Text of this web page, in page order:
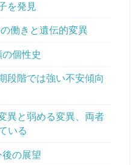
を発見
働きと遺伝的変異
個性史
段階では強い不安傾向
異と弱める変異、両者
いる
の展望